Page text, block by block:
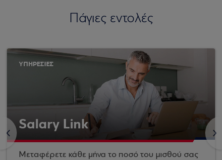
Πάγιες εντολές
<
ΥΠΗΡΕΣΙΕΣ
Salary Link
Μεταφέρετε κάθε μήνα το ποσό του μισθού σας
>